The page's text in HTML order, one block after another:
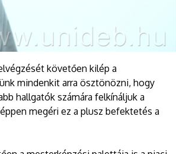
követően kilép a
mindenkit arra ösztönözni, hogy
hallgatók számára felkínáljuk a
megéri ez a plusz befektetés a